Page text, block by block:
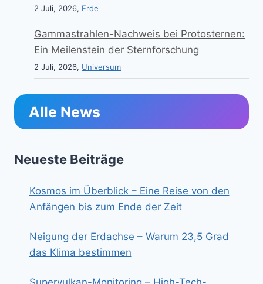
2 Juli, 2026, Erde
Gammastrahlen-Nachweis bei Protosternen:
Ein Meilenstein der Sternforschung
2 Juli, 2026, Universum
Alle News
Neueste Beiträge
Kosmos im Überblick – Eine Reise von den
Anfängen bis zum Ende der Zeit
Neigung der Erdachse – Warum 23,5 Grad
das Klima bestimmen